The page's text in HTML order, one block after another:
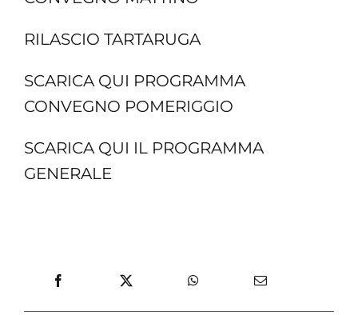
RILASCIO TARTARUGA
SCARICA QUI PROGRAMMA
CONVEGNO POMERIGGIO
SCARICA QUI IL PROGRAMMA
GENERALE